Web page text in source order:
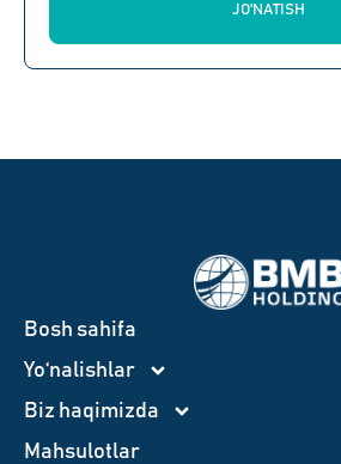
JO'NATISH
Bosh sahifa
Yo‘nalishlar
Biz haqimizda
Mahsulotlar